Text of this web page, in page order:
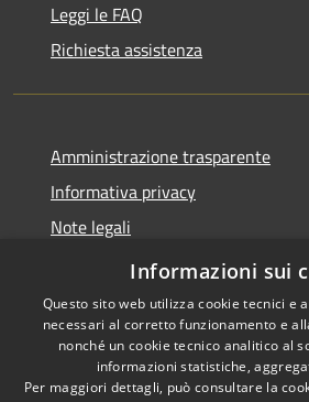
Leggi le FAQ
Richiesta assistenza
Amministrazione trasparente
Informativa privacy
Note legali
Dichiarazione di accessibilità
Informazioni sui
Questo sito web utilizza cookie tecnici e
necessari al corretto funzionamento e
nonché un cookie tecnico analitico al
informazioni statistiche,
Per maggiori dettagli, può consultare la